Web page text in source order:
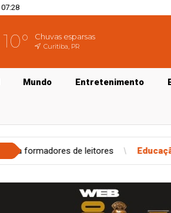
07:28
10° Chuvas esparsas
Curitiba, PR
Mundo Entretenimento
Educação Bravo! Autoras